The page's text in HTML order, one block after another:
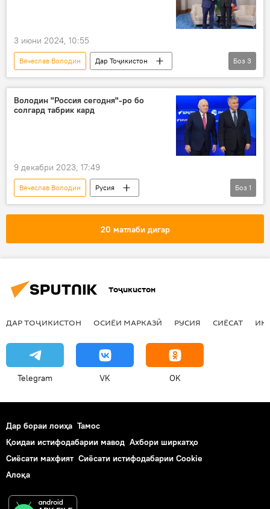
3 июни 2024, 10:55
Вячеслав Володин
Дар Тоҷикистон
СПАД
Рустами Эмомалӣ
ҳамкорӣ
Алмаато
Боз 3
Володин "Россия сегодня"-ро бо
солгард табрик кард
9 декабри 2023, 17:49
Вячеслав Володин
Русия
"Россия сегодня"
табрик
Боз 1
20 матлаби дигар
Тоҷикистон
ДАР ТОҶИКИСТОН ОСИЁИ МАРКАЗӢ РУСИЯ СИЁСАТ
Telegram VK OK
Дар бораи лоиҳа Тамос
Қоидаи истифодабарии мавод Ахбори ширкатҳо
Сиёсати махфият Сиёсати истифодабарии Cookie
Алоқа